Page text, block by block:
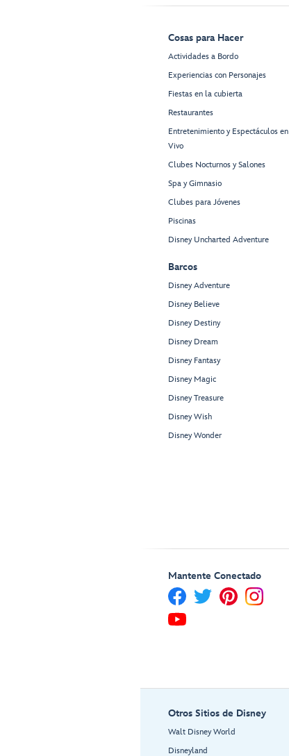
Cosas para Hacer
Actividades a Bordo
Experiencias con Personajes
Fiestas en la cubierta
Restaurantes
Entretenimiento y Espectáculos en
Vivo
Clubes Nocturnos y Salones
Spa y Gimnasio
Clubes para Jóvenes
Piscinas
Disney Uncharted Adventure
Barcos
Disney Adventure
Disney Believe
Disney Destiny
Disney Dream
Disney Fantasy
Disney Magic
Disney Treasure
Disney Wish
Disney Wonder
Mantente Conectado
Otros Sitios de Disney
Walt Disney World
Disneyland